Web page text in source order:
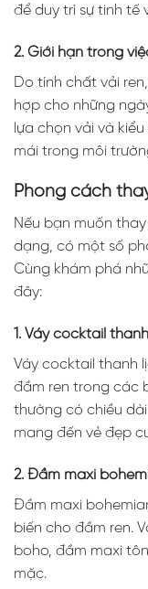
để duy trì sự tinh tế
2. Giới hạn trong
Do tính chất vải
hợp cho những
lựa chọn vải và
mái trong môi
Phong cách
Nếu bạn muốn
dạng, có một số
Cùng khám phá
đây:
1. Váy cocktail
Váy cocktail thanh
đầm ren trong các
thường có chiều
mang đến vẻ đẹp
2. Đầm maxi
Đầm maxi
biến cho đầm ren.
boho, đầm maxi
mặc.